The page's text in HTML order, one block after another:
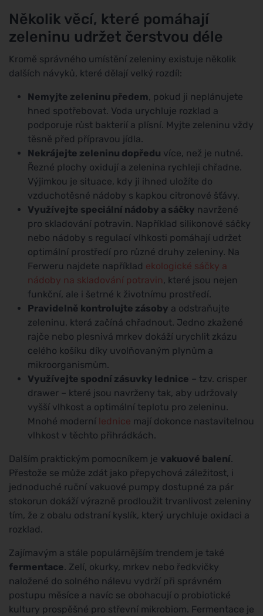
Několik věcí, které pomáhají
zeleninu udržet čerstvou déle
Kromě správného umístění zeleniny existuje několik
dalších návyků, které dělají velký rozdíl:
Nemyjte zeleninu předem, pokud ji neplánujete
hned spotřebovat. Voda urychluje rozklad a
podporuje růst bakterií a plísní. Myjte zeleninu vždy
těsně před přípravou jídla.
Nekrájejte zeleninu dopředu více, než je nutné.
Řezné plochy oxidují a zelenina rychleji chřadne.
Výjimkou je situace, kdy ji ihned uložíte do
vzduchotěsné nádoby s kapkou citronové šťávy.
Využívejte speciální nádoby a sáčky navržené
pro skladování potravin. Například silikonové sáčky
nebo nádoby s regulací vlhkosti pomáhají udržet
optimální prostředí pro různé druhy zeleniny. Na
Ferweru najdete například ekologické sáčky a
nádoby na skladování potravin, které jsou nejen
funkční, ale i šetrné k životnímu prostředí.
Pravidelně kontrolujte zásoby a odstraňujte
zeleninu, která začíná chřadnout. Jedno zkažené
rajče nebo plesnivá mrkev dokáží urychlit zkázu
celého košíku díky uvolňovaným plynům a
mikroorganismům.
Využívejte spodní zásuvky lednice – tzv. crisper
drawer – které jsou navrženy tak, aby udržovaly
vyšší vlhkost a optimální teplotu pro zeleninu.
Mnohé moderní lednice mají dokonce nastavitelnou
vlhkost v těchto přihrádkách.
Dalším praktickým pomocníkem je vakuové balení.
Přestože se může zdát jako přepychová záležitost, i
jednoduché ruční vakuové pumpy dostupné za pár
stokorun dokáží výrazně prodloužit trvanlivost zeleniny
tím, že z obalu odstraní kyslík, který urychluje oxidaci a
rozklad.
Zajímavým a stále populárnějším trendem je také
fermentace. Zelí, okurky, mrkev nebo ředkvičky
naložené do solného nálevu vydrží při správném
postupu měsíce a navíc se obohacují o probiotické
kultury prospěšné pro střevní mikrobiom. Fermentace je